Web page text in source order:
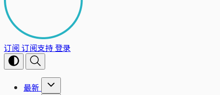
订阅 订阅支持登录
最新